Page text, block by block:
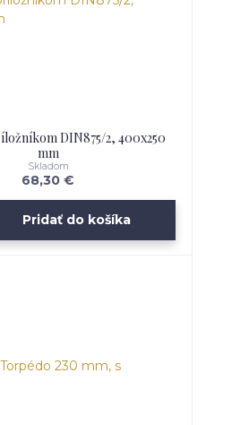
DIN875/2, 400x250
mm
68,30 €
Skladom
Pridať do košíka